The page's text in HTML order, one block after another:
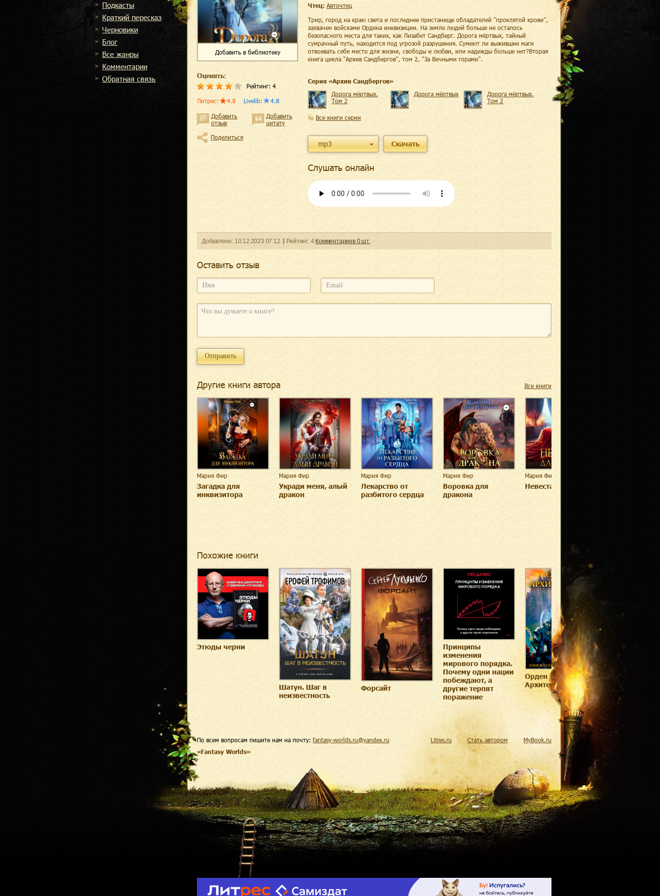
Подкасты
Краткий пересказ
Черновики
Блог
Все жанры
Комментарии
Обратная связь
Добавить в библиотеку
Оценить:
Рейтинг: 4
Литрес: 4.8 Livelib: 4.8
Добавить
отзыв
Добавить
цитату
Поделиться
Чтец:
Авточтец
Трир, город на краю света и последнее пристанище обладателей "проклятой крови",
захвачен войсками Ордена инквизиции. На земле людей больше не осталось
безопасного места для таких, как Лизабет Сандберг. Дорога мёртвых, тайный
сумрачный путь, находится под угрозой разрушения. Сумеют ли выжившие маги
отвоевать себе место для жизни, свободы и любви, или надежды больше нет?Вторая
книга цикла "Архив Сандбергов", том 2, "За Вечными горами".
Cерия «Архив Сандбергов»
Дорога мёртвых.
Том 2
Дорога мёртвых
Дорога мёртвых.
Том 2
Все книги серии
mp3 Скачать
Слушать онлайн
Добавленo: 10.12.2023 07:12 Рейтинг: 4 Комментариев 0шт.
Оcтавить отзыв
Другие книги автора Все книги
Мария Фир
Загадка для
инквизитора
Мария Фир
Укради меня, алый
дракон
Мария Фир
Лекарство от
разбитого сердца
Мария Фир
Воровка для
дракона
Мария Фир
Невеста для врага
Похожие книги
Этюды черни
Шатун. Шаг в
неизвестность
Форсайт
Принципы
изменения
мирового порядка.
Почему одни нации
побеждают, а
другие терпят
поражение
Орден
Архитекторов 2
Дело бога
По всем вопросам пишите нам на почту: fantasy-worlds.ru@yandex.ru
«Fantasy Worlds»
Litres.ru Стать автором MyBook.ru